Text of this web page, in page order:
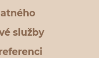
služby